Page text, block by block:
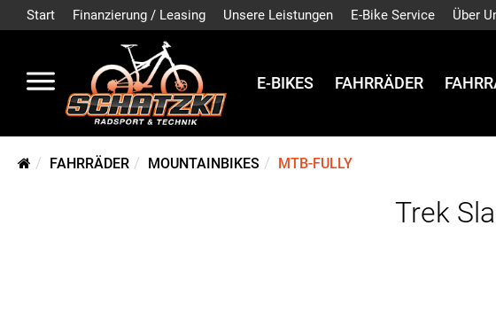
Start Finanzierung / Leasing Unsere Leistungen E-Bike Service Über
E-BIKES FAHRRÄDER
FAHRRÄDER MOUNTAINBIKES MTB-FULLY
Trek